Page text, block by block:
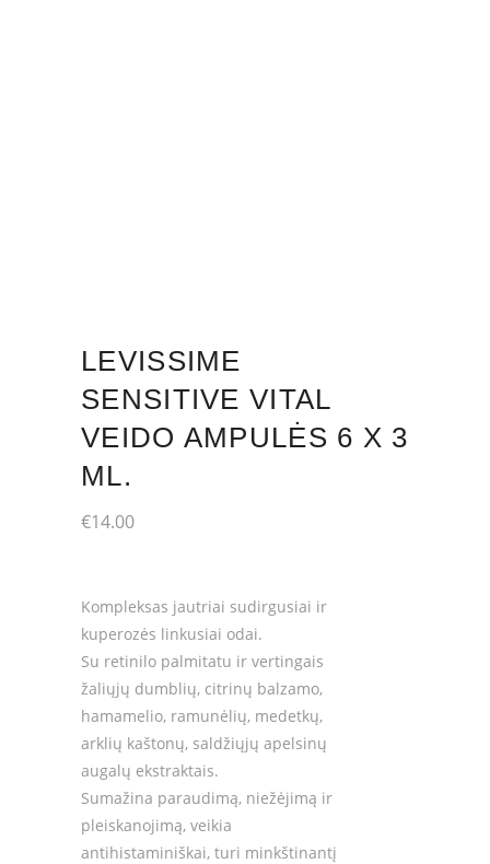
LEVISSIME
SENSITIVE VITAL
VEIDO AMPULĖS 6 X 3
ML.
€14.00
Kompleksas jautriai sudirgusiai ir
kuperozės linkusiai odai.
Su retinilo palmitatu ir vertingais
žaliųjų dumblių, citrinų balzamo,
hamamelio, ramunėlių, medetkų,
arklių kaštonų, saldžiųjų apelsinų
augalų ekstraktais.
Sumažina paraudimą, niežėjimą ir
pleiskanojimą, veikia
antihistaminiškai, turi minkštinantį